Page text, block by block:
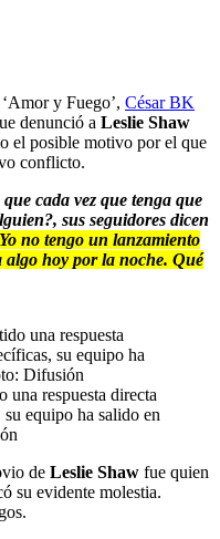
y Fuego’, César BK
denunció a Leslie Shaw
el posible motivo por el que
conflicto.
cada vez que tenga que
sus seguidores dicen
Yo no tengo un lanzamiento
algo hoy por la noche. Qué
respuesta directa
equipo ha salido en
de Leslie Shaw fue quien
su evidente molestia.